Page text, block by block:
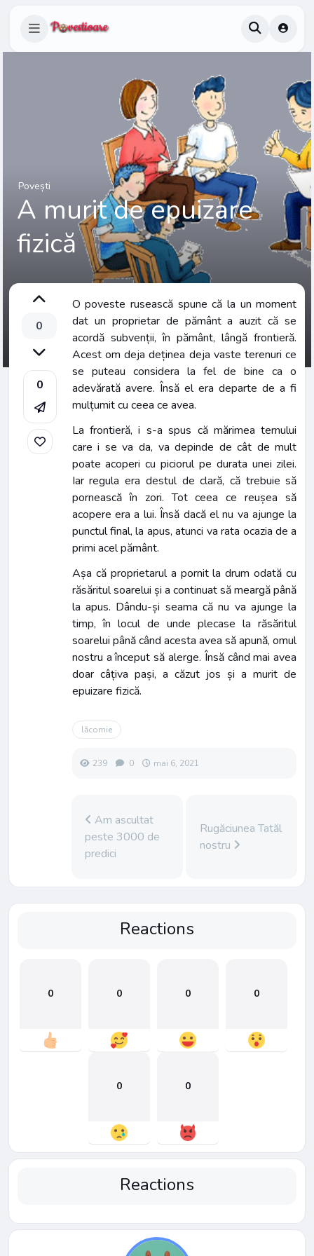
Povești
A murit de epuizare
fizică
0
0
O poveste rusească spune că la un moment
dat un proprietar de pământ a auzit că se
acordă subvenții, în pământ, lângă frontieră.
Acest om deja deținea deja vaste terenuri ce
se puteau considera la fel de bine ca o
adevărată avere. Însă el era departe de a fi
mulțumit cu ceea ce avea.
La frontieră, i s-a spus că mărimea ternului
care i se va da, va depinde de cât de mult
poate acoperi cu piciorul pe durata unei zilei.
Iar regula era destul de clară, că trebuie să
pornească în zori. Tot ceea ce reușea să
acopere era a lui. Însă dacă el nu va ajunge la
punctul final, la apus, atunci va rata ocazia de a
primi acel pământ.
Așa că proprietarul a pornit la drum odată cu
răsăritul soarelui și a continuat să meargă până
la apus. Dându-și seama că nu va ajunge la
timp, în locul de unde plecase la răsăritul
soarelui până când acesta avea să apună, omul
nostru a început să alerge. Însă când mai avea
doar câțiva pași, a căzut jos și a murit de
epuizare fizică.
lăcomie
239 0 mai 6, 2021
Am ascultat
peste 3000 de
predici
Rugăciunea Tatăl
nostru
Reactions
0 0 0 0
0 0
Reactions